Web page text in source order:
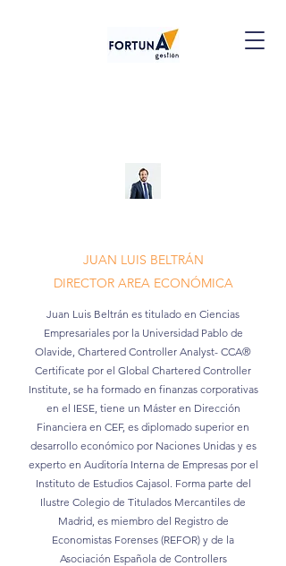
JUAN LUIS BELTRÁN
DIRECTOR AREA ECONÓMICA
Juan Luis Beltrán es titulado en Ciencias
Empresariales por la Universidad Pablo de
Olavide, Chartered Controller Analyst- CCA®
Certificate por el Global Chartered Controller
Institute, se ha formado en finanzas corporativas
en el IESE, tiene un Máster en Dirección
Financiera en CEF, es diplomado superior en
desarrollo económico por Naciones Unidas y es
experto en Auditoría Interna de Empresas por el
Instituto de Estudios Cajasol. Forma parte del
Ilustre Colegio de Titulados Mercantiles de
Madrid, es miembro del Registro de
Economistas Forenses (REFOR) y de la
Asociación Española de Controllers